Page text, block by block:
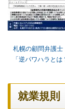
札幌の顧問弁護
「逆パワハラと
就業規則